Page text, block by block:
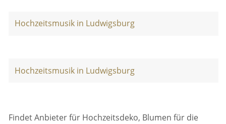
Hochzeitsmusik in Ludwigsburg
Hochzeitsmusik in Ludwigsburg
Findet Anbieter für Hochzeitsdeko, Blumen für die